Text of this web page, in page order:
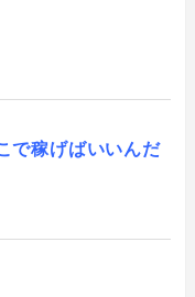
で稼げばいいんだ